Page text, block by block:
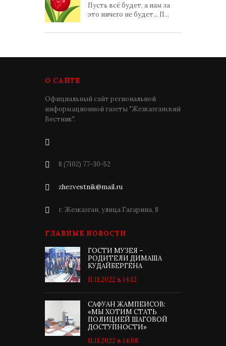
Пусть всё будет, а нам за
это ничего не будет... П...
О САЙТЕ
Официальный сайт региональной
информационной газеты "Жезказганский
Вестник".
8 (7102) 77-30-52
zhezvestnik@mail.ru
г. Жезказган, улица Гагарина, 8
ГЛАВНЫЕ НОВОСТИ
ГОСТИ МУЗЕЯ –
РОДИТЕЛИ ДИМАША
КУДАЙБЕРГЕНА
11.11.2022 в 14:12
САФУАН ЖАМПЕИСОВ:
«МЫ ХОТИМ СТАТЬ
ПОЛИЦИЕЙ ШАГОВОЙ
ДОСТУПНОСТИ»
11.11.2022 в 14:08